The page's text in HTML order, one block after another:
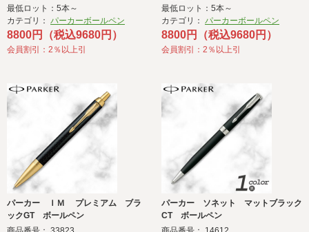
最低ロット：5本～
カテゴリ： パーカーボールペン
8800円（税込9680円）
会員割引：2％以上引
最低ロット：5本～
カテゴリ： パーカーボールペン
8800円（税込9680円）
会員割引：2％以上引
パーカー ＩＭ プレミアム ブラ
ックGT ボールペン
パーカー ソネット マットブラック
CT ボールペン